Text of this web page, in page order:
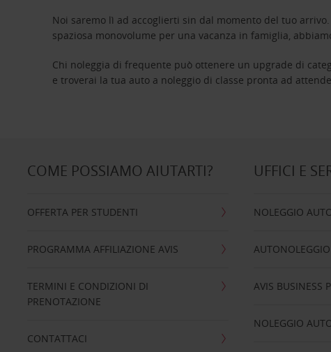
Noi saremo lì ad accoglierti sin dal momento del tuo
spaziosa monovolume per una vacanza in famiglia,
Chi noleggia di frequente può ottenere un upgrade di
e troverai la tua auto a noleggio di classe pronta
COME POSSIAMO AIUTARTI?
OFFERTA PER STUDENTI
PROGRAMMA AFFILIAZIONE AVIS
TERMINI E CONDIZIONI DI
PRENOTAZIONE
CONTATTACI
UFFICI E
NOLEGGIO
AVIS BUSINESS
NOLEGGIO